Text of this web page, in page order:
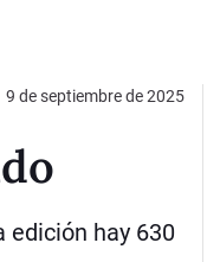
9 de septiembre de 2025
edición hay 630